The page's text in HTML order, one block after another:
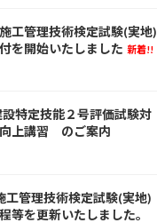
工管理技術検定試験(実地)
を開始いたしました 新着!!
特定技能２号評価試験対
上講習 のご案内
工管理技術検定試験(実地)
等を更新いたしました。